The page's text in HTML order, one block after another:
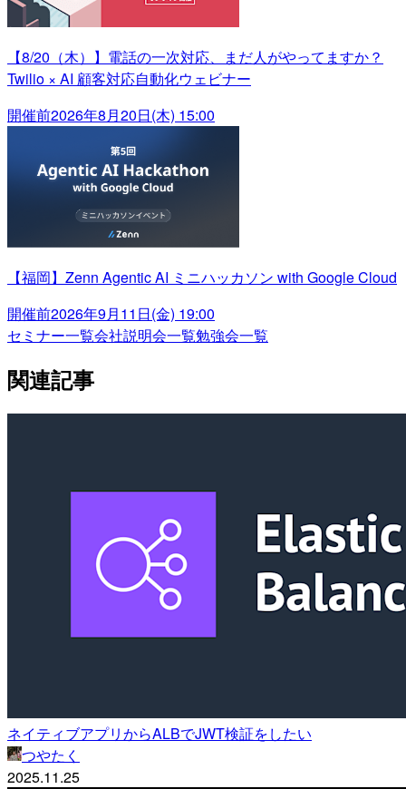
【8/20（木）】電話の一次対応、まだ人がやってますか？
Twilio × AI 顧客対応自動化ウェビナー
開催前2026年8月20日(木) 15:00
【福岡】Zenn Agentic AI ミニハッカソン with Google Cloud
開催前2026年9月11日(金) 19:00
セミナー一覧会社説明会一覧勉強会一覧
関連記事
ネイティブアプリからALBでJWT検証をしたい
つやたく
2025.11.25